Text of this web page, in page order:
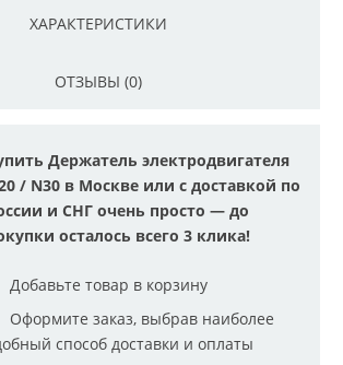
ХАРАКТЕРИСТИКИ
ОТЗЫВЫ (0)
Держатель электродвигателя
/ N30 в Москве или с доставкой по
и СНГ очень просто — до
осталось всего 3 клика!
Добавьте товар в корзину
Оформите заказ, выбрав наиболее
способ доставки и оплаты